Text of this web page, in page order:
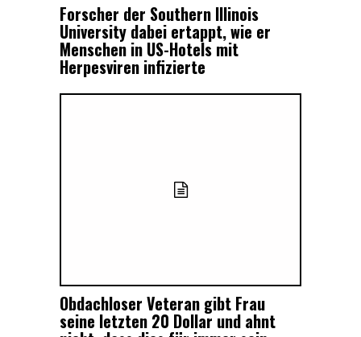
Forscher der Southern Illinois
University dabei ertappt, wie er
Menschen in US-Hotels mit
Herpesviren infizierte
Obdachloser Veteran gibt Frau
seine letzten 20 Dollar und ahnt